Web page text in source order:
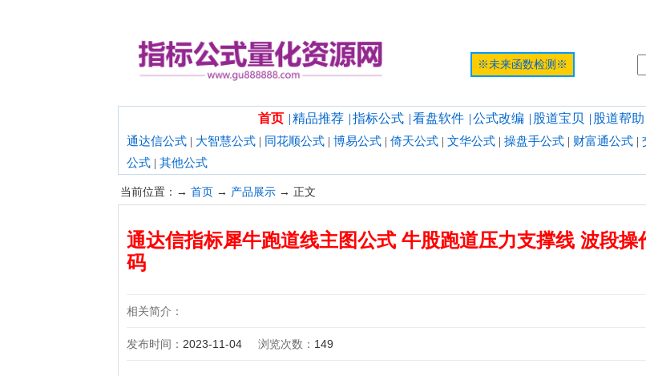
※未来函数检测※
首页 |精品推荐 |指标公式 |看盘软件 |公式改编 | 股道宝贝 | 股道帮助
通达信公式 | 大智慧公式 | 同花顺公式 | 博易公式 | 倚天公式 | 文华公式 | 操盘手公式 | 财富通公式 |
公式 | 其他公式
当前位置：→ 首页 → 产品展示 → 正文
通达信指标犀牛跑道线主图公式 牛股跑道压力支撑线 波段操
码
相关简介：
发布时间： 2023-11-04 浏览次数： 149